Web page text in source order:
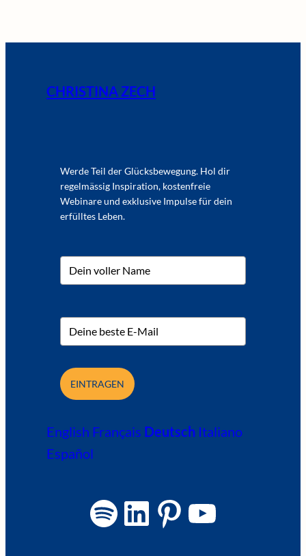
CHRISTINA ZECH
Werde Teil der Glücksbewegung. Hol dir
regelmässig Inspiration, kostenfreie
Webinare und exklusive Impulse für dein
erfülltes Leben.
EINTRAGEN
English Français Deutsch Italiano
Español
Spotify LinkedIn Pinterest YouTube